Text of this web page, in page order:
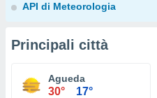
API di Meteorologia
Principali città
Agueda
30° 17°